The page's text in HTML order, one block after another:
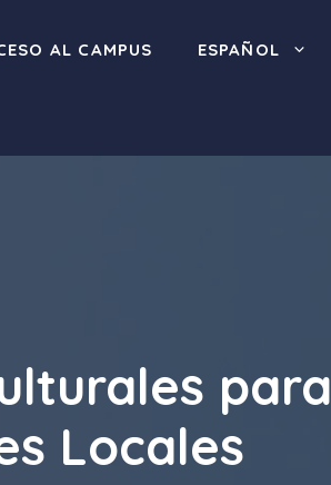
AL CAMPUS ESPAÑOL
para
Locales